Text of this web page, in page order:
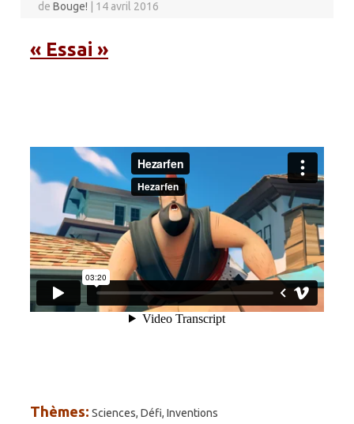
deBouge! 14 avril 2016
« Essai »
Thèmes: Sciences, Défi, Inventions